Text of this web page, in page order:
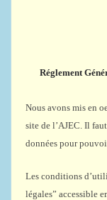
Réglement
Nous avons mis en
site de l’AJEC. Il
données pour
Les conditions
légales” accessible